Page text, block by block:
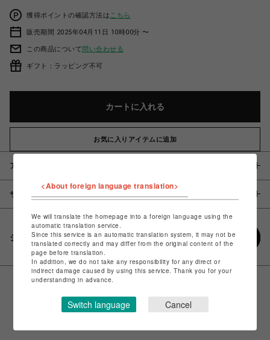
獲得ポイントの確認方法は こちら
販売期間 2025年04月11日 10時00分 〜
この商品について問い合わせる
ギフト：ラッピング不可
カートに入れる
お気に入りアイテムに追加
アイテム説明 / 素材
サイズ
シェアする
<About foreign language translation>
We will translate the homepage into a foreign language using the
automatic translation service.
Since this service is an automatic translation system, it may not be
translated correctly and may differ from the original content of the
page before translation.
In addition, we do not take any responsibility for any direct or
indirect damage caused by using this service. Thank you for your
understanding in advance.
Switch language Cancel